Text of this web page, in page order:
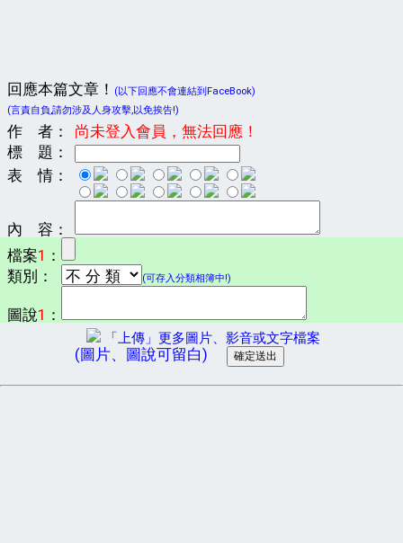
回應本篇文章！
(以下回應不會連結到FaceBook)
(言責自負,請勿涉及人身攻擊,以免挨告!)
作 者：
尚未登入會員，無法回應！
標 題：
表 情：
內 容：
檔案1 ：
類別：
(可存入分類相簿中!)
圖說1 ：
「上傳」更多圖片、影音或文字檔案
(圖片、圖說可留白)